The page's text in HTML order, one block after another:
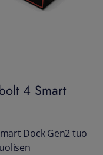
4 Smart
Dock Gen2 tuo